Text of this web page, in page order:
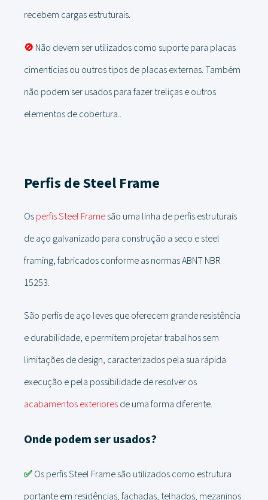
recebem cargas estruturais.
🚫 Não devem ser utilizados como suporte para placas
cimentícias ou outros tipos de placas externas. Também
não podem ser usados ​​para fazer treliças e outros
elementos de cobertura..
Perfis de Steel Frame
Osperfis Steel Framesão uma linha de perfis estruturais
de aço galvanizado para construção a seco e steel
framing, fabricados conforme as normas ABNT NBR
15253.
São perfis de aço leves que oferecem grande resistência
e durabilidade, e permitem projetar trabalhos sem
limitações de design, caracterizados pela sua rápida
execução e pela possibilidade de resolver os
acabamentos exterioresde uma forma diferente.
Onde podem ser usados?
✅Os perfis Steel Frame são utilizados como estrutura
portante em residências, fachadas, telhados, mezaninos